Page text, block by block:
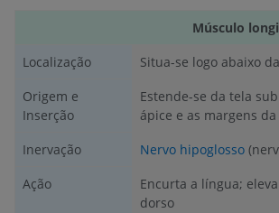
Músculo
Localização
Situa-se logo abaixo
Origem e
Inserção
Estende-se da tela
ápice e as margens
Inervação
Nervo hipoglosso
Ação
Encurta a língua;
dorso